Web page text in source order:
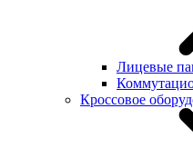
Лицевые
Кроссовое